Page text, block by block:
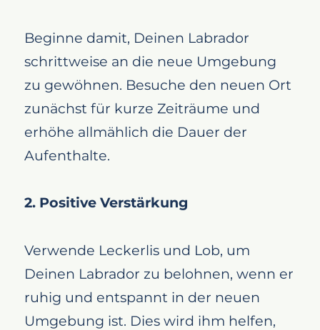
Beginne damit, Deinen Labrador
schrittweise an die neue Umgebung
zu gewöhnen. Besuche den neuen Ort
zunächst für kurze Zeiträume und
erhöhe allmählich die Dauer der
Aufenthalte.
2. Positive Verstärkung
Verwende Leckerlis und Lob, um
Deinen Labrador zu belohnen, wenn er
ruhig und entspannt in der neuen
Umgebung ist. Dies wird ihm helfen,